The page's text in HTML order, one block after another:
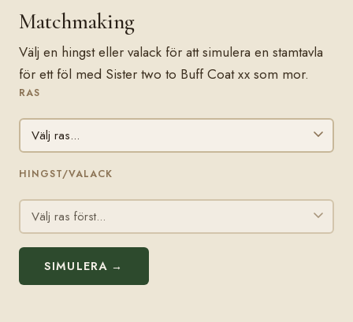
Matchmaking
Välj en hingst eller valack för att simulera en stamtavla
för ett föl med Sister two to Buff Coat xx som mor.
RAS
HINGST/VALACK
SIMULERA →